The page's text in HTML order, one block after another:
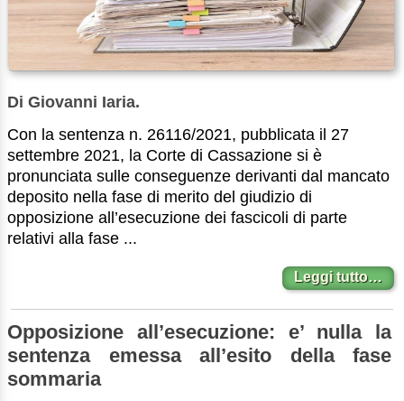
Di Giovanni Iaria.
Con la sentenza n. 26116/2021, pubblicata il 27
settembre 2021, la Corte di Cassazione si è
pronunciata sulle conseguenze derivanti dal mancato
deposito nella fase di merito del giudizio di
opposizione all’esecuzione dei fascicoli di parte
relativi alla fase ...
Leggi tutto…
Opposizione all’esecuzione: e’ nulla la
sentenza emessa all’esito della fase
sommaria